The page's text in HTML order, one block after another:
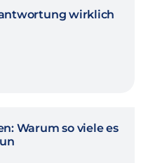
wirklich
Warum so viele es